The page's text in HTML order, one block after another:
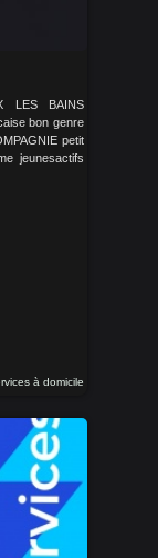
BAINS
bon genre
petit
jeunesactifs
à domicile